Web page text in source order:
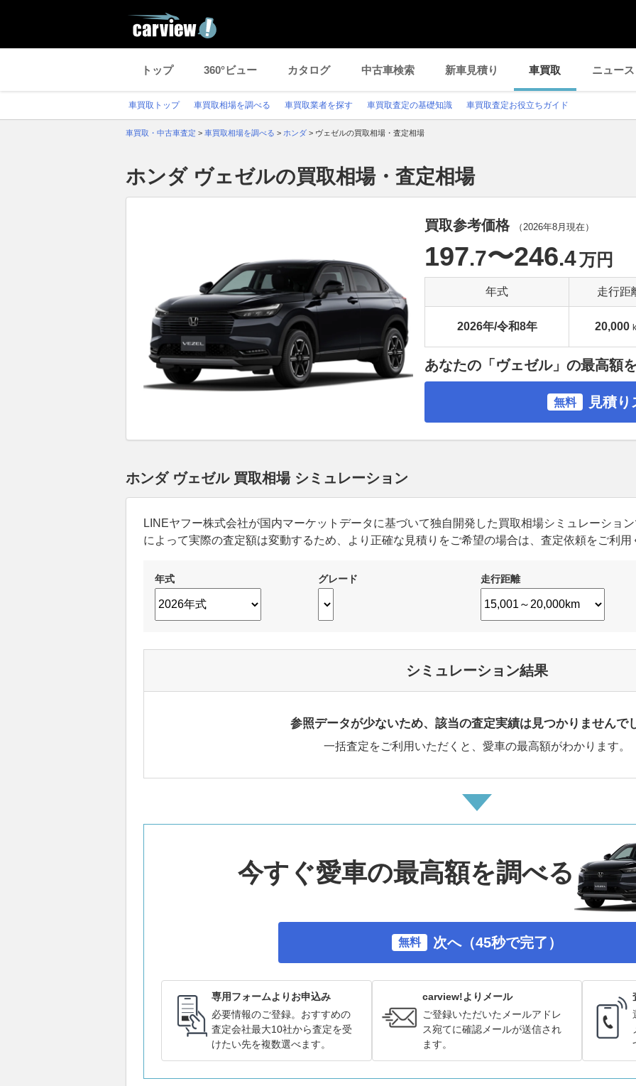
トップ 360°ビュー カタログ 中古車検索 新車見積り 車買取 ニュース
車買取トップ 車買取相場を調べる 車買取業者を探す 車買取査定の基礎知識 車買取査定お役立ちガイド
車買取・中古車査定 > 車買取相場を調べる > ホンダ > ヴェゼルの買取相場・査定相場
ホンダ ヴェゼルの買取相場・査定相場
買取参考価格 （2026年8月 現在）
197.7〜246.4万円
年式 走行距
2026年/令和8年 20,000
あなたの「ヴェゼル」の最高額
無料 見積
ホンダ ヴェゼル 買取相場 シミュレーション
LINEヤフー株式会社が国内マーケットデータに基づいて独自開発した買取相場シミュレーショ
によって実際の査定額は変動するため、より正確な見積りをご希望の場合は、査定依頼をご利用
年式 グレード 走行距離
シミュレーション結果
参照データが少ないため、該当の査定実績は見つかりませんで
一括査定をご利用いただくと、愛車の最高額がわかります。
今すぐ愛車の最高額を調べる
無料 次へ（45秒で完了）
専用フォームよりお申込み
必要情報のご登録。おすすめの
査定会社最大10社から査定を受
けたい先を複数選べます。
carview!よりメール
ご登録いただいたメールアドレ
ス宛てに確認メールが送信され
ます。